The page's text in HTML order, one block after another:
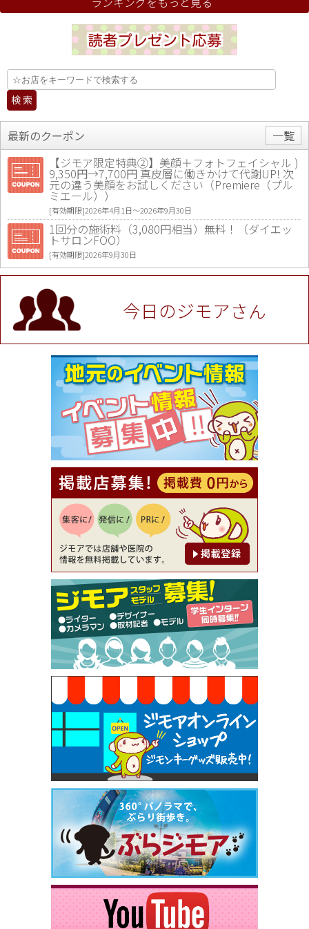
最新のクーポン
一覧
【ジモア限定特典②】美顔＋フォトフェイシャル )
9,350円→7,700円 真皮層に働きかけて代謝UP! 次
元の違う美顔をお試しください（Premiere（プル
ミエール））
[有効期限]2026年4月1日〜2026年9月30日
1回分の施術料（3,080円相当）無料！（ダイエッ
トサロンFOO）
[有効期限]2026年9月30日
値段提示後「ジモア見た」で更に買い取り金額 U
P！※チケットと新品商品は除く（大黒屋 高田馬場
駅前店）
[有効期限]2026年9月30日
★ジモア限定特典★ お会計より全品5％OFF（ナチ
ュラル＆ハンドメイドショップ［マキマキ］）
[有効期限]2026年9月30日まで
【ジモア限定①】初回割引 特価 VIO脱毛11,000円
⇒8,800円（メンズ専門ワックス脱毛サロン Mickle
（ミックル））
[有効期限]2026年9月30日
【ジモア読者特典2】コース 3,500円→3,000円（料
理5品+2時間飲み放題）（創作イタリアン Pia Cu
ore（ピアクオーレ））
[有効期限]2026年9月30日
【ジモア読者特典1】料理全品20％OFF ※18時以
降（創作イタリアン Pia Cuore（ピアクオーレ））
[有効期限]2026年9月30日
【ジモア限定②】初回割引 特価 鼻毛脱毛 半額 2,2
00円⇒1,100円（メンズ専門ワックス脱毛サロン Mi
ckle（ミックル））
[有効期限]2026年9月30日
【ジモア限定特典①】まつ毛カール 3,850円→ 2,7
50円（Premiere（プルミエール））
[有効期限]2026年9月30日
焼き餃子 一皿サービス（餃子酒場たっちゃん 西
早稲田店）
[有効期限]2026年9月30日
今日のジモアさん